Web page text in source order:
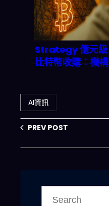
Strategy 億元級
比特幣收購：機構
AI資訊
PREV POST